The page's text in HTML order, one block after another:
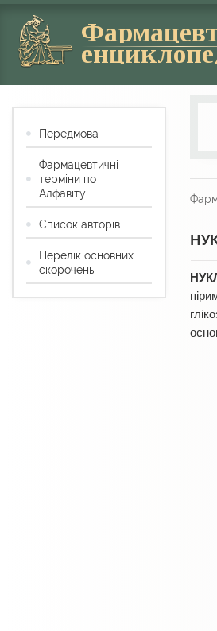
Передмова
Фармацевтичні
терміни по
Алфавіту
Список авторів
Перелік основних
скорочень